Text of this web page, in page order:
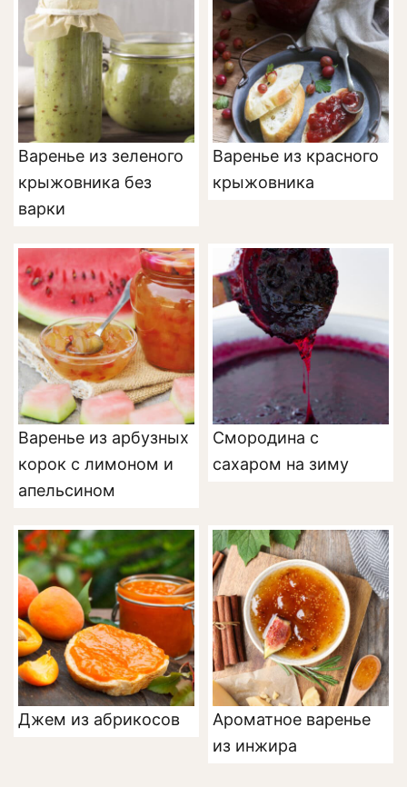
Варенье из зеленого
крыжовника без
варки
Варенье из красного
крыжовника
Варенье из арбузных
корок с лимоном и
апельсином
Смородина с
сахаром на зиму
Джем из абрикосов
Ароматное варенье
из инжира